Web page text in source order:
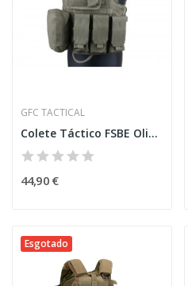
GFC TACTICAL
Colete Táctico FSBE Olive [GFC]
44,90 €
Esgotado